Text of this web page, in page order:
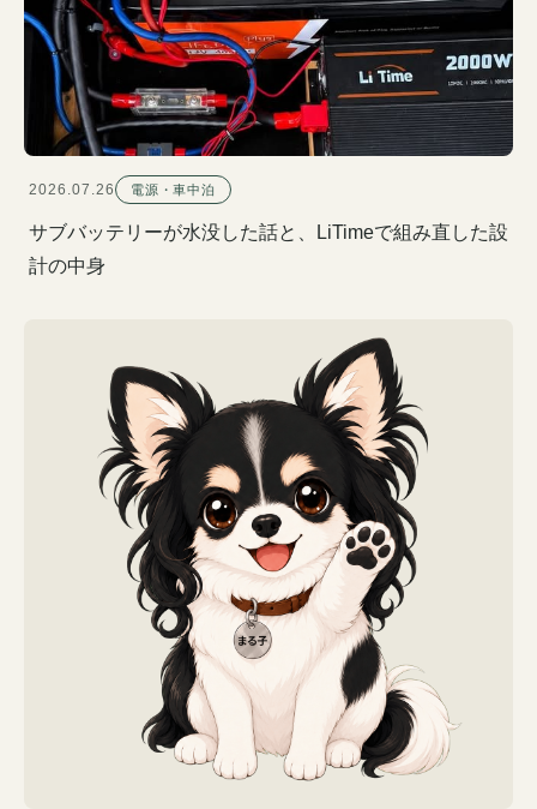
2026.07.26 電源・車中泊
サブバッテリーが水没した話と、LiTimeで組み直した設
計の中身